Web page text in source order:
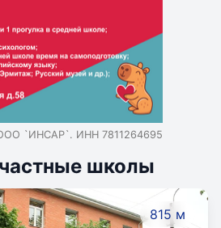
`ИНСАР`. ИНН 7811264695
школы
815 м